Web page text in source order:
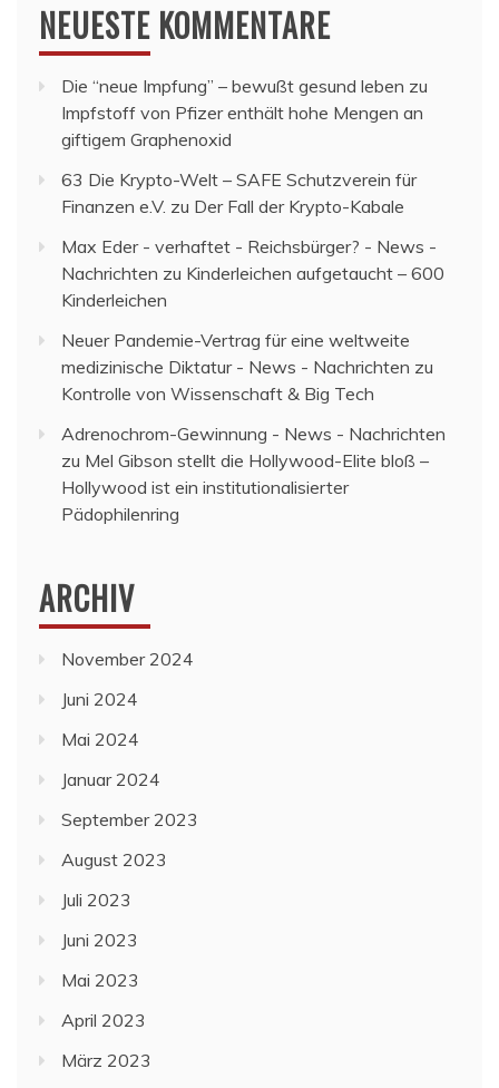
NEUESTE KOMMENTARE
Die “neue Impfung” – bewußt gesund leben zu
Impfstoff von Pfizer enthält hohe Mengen an
giftigem Graphenoxid
63 Die Krypto-Welt – SAFE Schutzverein für
Finanzen e.V. zu Der Fall der Krypto-Kabale
Max Eder - verhaftet - Reichsbürger? - News -
Nachrichten zu Kinderleichen aufgetaucht – 600
Kinderleichen
Neuer Pandemie-Vertrag für eine weltweite
medizinische Diktatur - News - Nachrichten zu
Kontrolle von Wissenschaft & Big Tech
Adrenochrom-Gewinnung - News - Nachrichten
zu Mel Gibson stellt die Hollywood-Elite bloß –
Hollywood ist ein institutionalisierter
Pädophilenring
ARCHIV
November 2024
Juni 2024
Mai 2024
Januar 2024
September 2023
August 2023
Juli 2023
Juni 2023
Mai 2023
April 2023
März 2023